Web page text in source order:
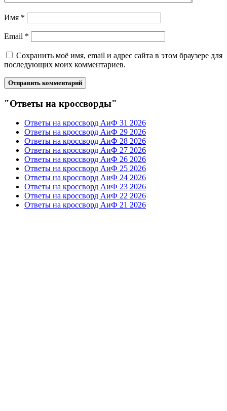
Имя *
Email *
Сохранить моё имя, email и адрес сайта в этом браузере для
последующих моих комментариев.
"Ответы на кроссворды"
Ответы на кроссворд АиФ 31 2026
Ответы на кроссворд АиФ 29 2026
Ответы на кроссворд АиФ 28 2026
Ответы на кроссворд АиФ 27 2026
Ответы на кроссворд АиФ 26 2026
Ответы на кроссворд АиФ 25 2026
Ответы на кроссворд АиФ 24 2026
Ответы на кроссворд АиФ 23 2026
Ответы на кроссворд АиФ 22 2026
Ответы на кроссворд АиФ 21 2026